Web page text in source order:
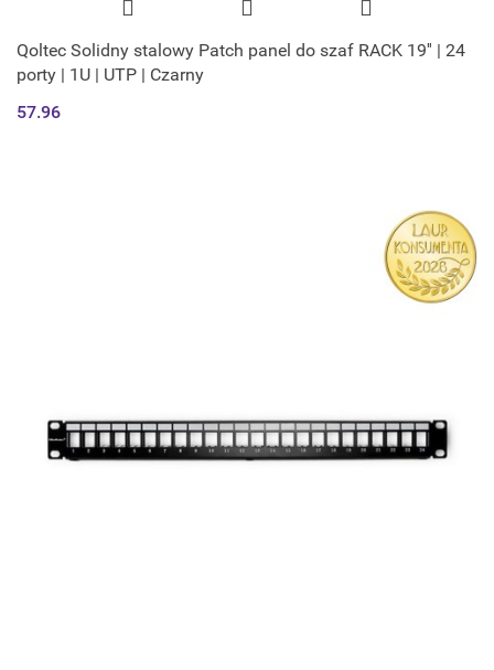
Qoltec Solidny stalowy Patch panel do szaf RACK 19'' | 24
porty | 1U | UTP | Czarny
57.96